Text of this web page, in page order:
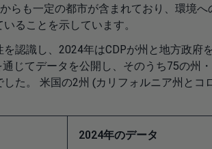
らも一定の都市が含まれており、環境へ
ることを示しています。
認識し、2024年はCDPが州と地方政府
じてデータを公開し、そのうち75の州
た。 米国の2州 (カリフォルニア州とコ
2024年のデータ